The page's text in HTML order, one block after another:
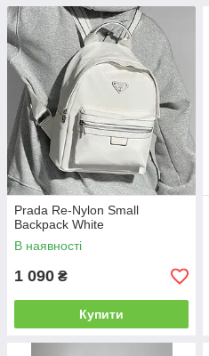
Prada Re-Nylon Small
Backpack White
В наявності
1 090 ₴
Купити